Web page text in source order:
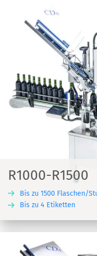
R1000-R1500
Bis zu 1500 Flaschen/
Bis zu 4 Etiketten